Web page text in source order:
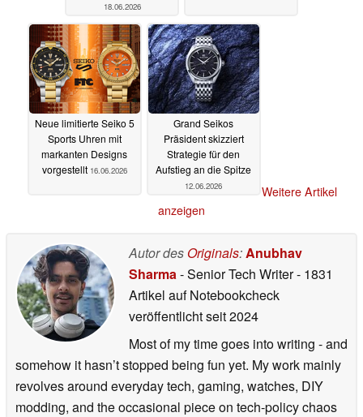
18.06.2026
Neue limitierte Seiko 5
Sports Uhren mit
markanten Designs
vorgestellt 16.06.2026
Grand Seikos
Präsident skizziert
Strategie für den
Aufstieg an die Spitze
12.06.2026
Weitere Artikel
anzeigen
Autor des Originals:Anubhav
Sharma- Senior Tech Writer- 1831
Artikel auf Notebookcheck
veröffentlichtseit 2024
Most of my time goes into writing - and
somehow it hasn’t stopped being fun yet. My work mainly
revolves around everyday tech, gaming, watches, DIY
modding, and the occasional piece on tech-policy chaos